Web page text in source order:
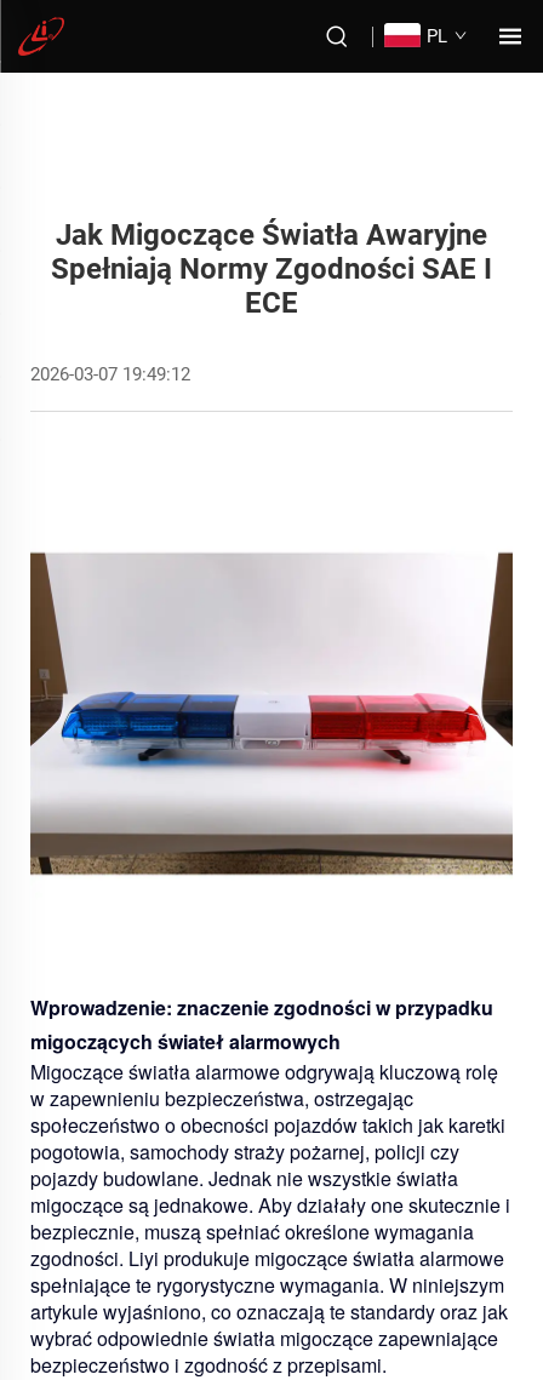
PL
Jak Migoczące Światła Awaryjne
Spełniają Normy Zgodności SAE I
ECE
2026-03-07 19:49:12
Wprowadzenie: znaczenie zgodności w przypadku
migoczących świateł alarmowych
Migoczące światła alarmowe odgrywają kluczową rolę
w zapewnieniu bezpieczeństwa, ostrzegając
społeczeństwo o obecności pojazdów takich jak karetki
pogotowia, samochody straży pożarnej, policji czy
pojazdy budowlane. Jednak nie wszystkie światła
migoczące są jednakowe. Aby działały one skutecznie i
bezpiecznie, muszą spełniać określone wymagania
zgodności. Liyi produkuje migoczące światła alarmowe
spełniające te rygorystyczne wymagania. W niniejszym
artykule wyjaśniono, co oznaczają te standardy oraz jak
wybrać odpowiednie światła migoczące zapewniające
bezpieczeństwo i zgodność z przepisami.